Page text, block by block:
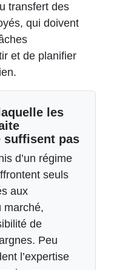
transfert des
qui doivent
et de planifier
les
suffisent pas
d’un régime
seuls
aux
marché,
de
Peu
l’expertise